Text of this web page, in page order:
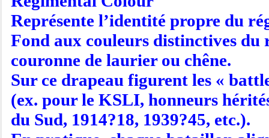
Représente l’identité propre du
Fond aux couleurs distinctives du
couronne de laurier ou chêne.
Sur ce drapeau figurent les «
(ex. pour le KSLI, honneurs
du Sud, 1914?18, 1939?45, etc.).